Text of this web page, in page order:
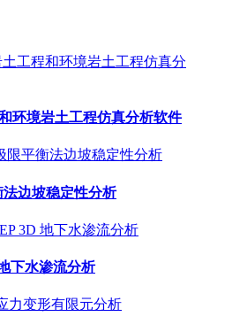
环境岩土工程仿真分析软件
边坡稳定性分析
下水渗流分析